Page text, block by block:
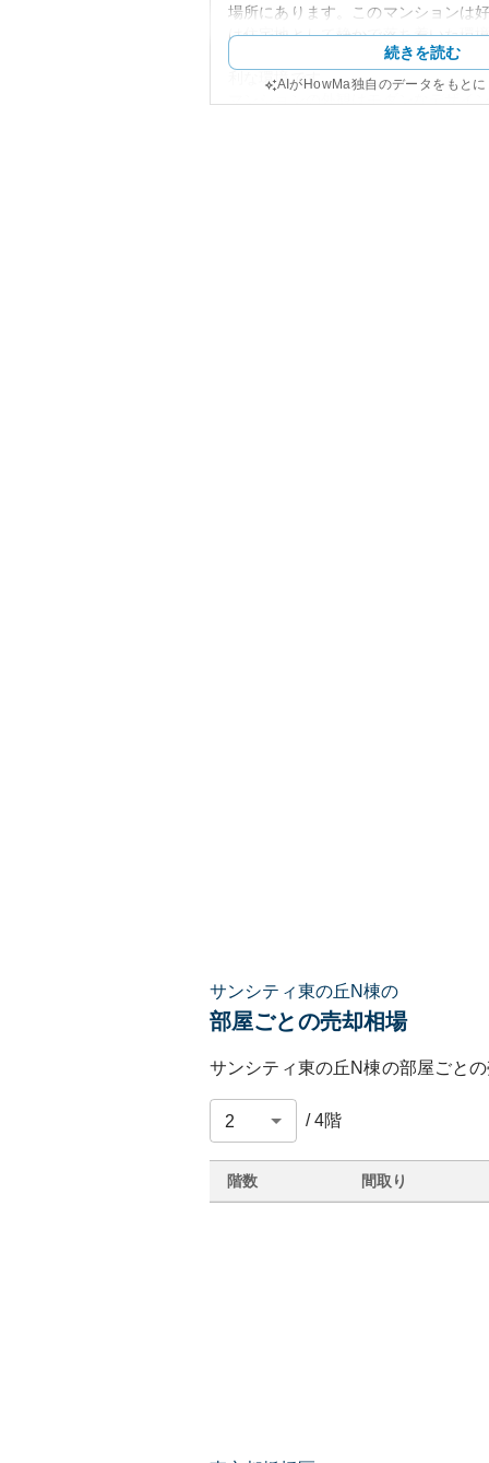
場所にあります。このマンションは
は住宅地として静かで落ち着いた環
す。商業施設や学校、医療機関も近
利な環境です。
続きを読む
AIがHowMa独自のデータをもと
サンシティ東の丘N棟の
部屋ごとの売却相場
サンシティ東の丘N棟の部屋ごと
/4階
階数 間取り